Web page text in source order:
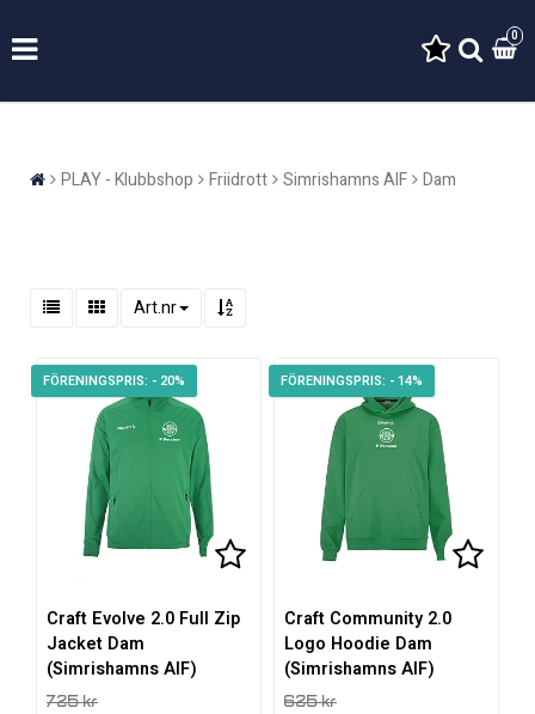
0
PLAY - Klubbshop Friidrott Simrishamns AIF Dam
Art.nr
- 20%
Lägg till i favoritlistan
Lägg till i favoritlistan
Craft Evolve 2.0 Full Zip
Jacket Dam
(Simrishamns AIF)
725 kr
- 14%
Craft Community 2.0
Logo Hoodie Dam
(Simrishamns AIF)
625 kr